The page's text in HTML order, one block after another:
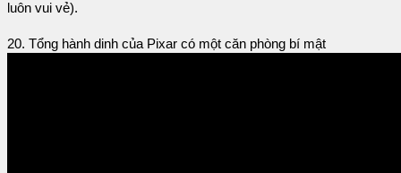
luôn vui vẻ).
20. Tổng hành dinh của Pixar có một căn phòng bí mật